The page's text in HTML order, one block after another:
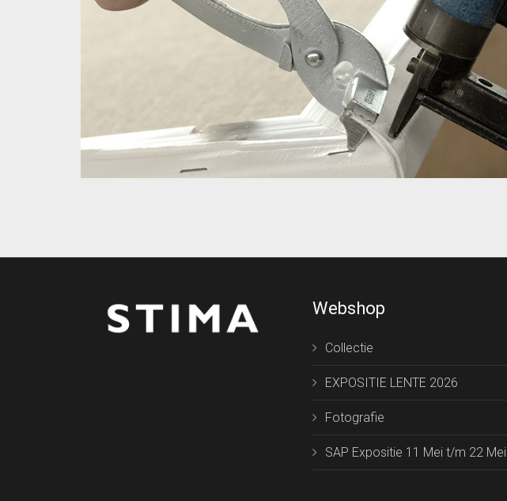
Webshop
Collectie
EXPOSITIE LENTE 2026
Fotografie
SAP Expositie 11 Mei t/m 22 Mei